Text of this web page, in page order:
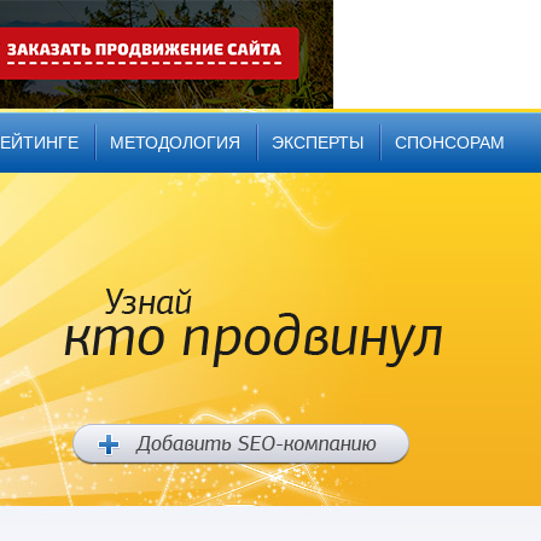
МЕТОДОЛОГИЯ ЭКСПЕРТЫ СПОНСОРАМ